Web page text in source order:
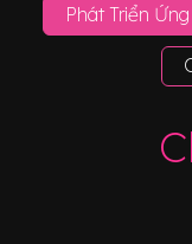
Phát Triển